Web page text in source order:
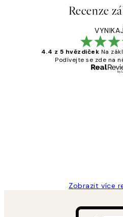
Recenze
4.4 z 5 hvězdiček Na
Podívejte se zde na
Zobrazit více